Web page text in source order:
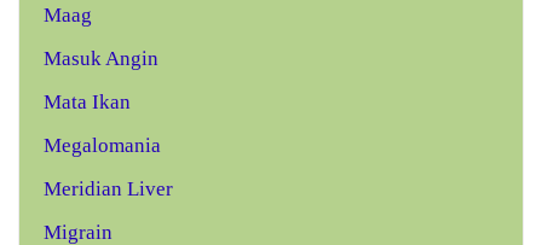
Maag
Masuk Angin
Mata Ikan
Megalomania
Meridian Liver
Migrain